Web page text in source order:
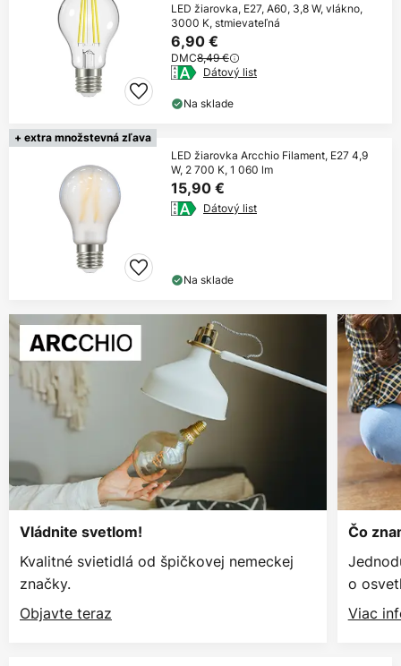
LED žiarovka, E27, A60, 3,8 W, vlákno,
3000 K, stmievateľná
6,90 €
DMC8,49 €
Dátový list
Na sklade
+ extra množstevná zľava
LED žiarovka Arcchio Filament, E27 4,9
W, 2 700 K, 1 060 lm
15,90 €
Dátový list
Na sklade
Vládnite svetlom!
Kvalitné svietidlá od špičkovej nemeckej
značky.
Objavte teraz
Čo
o
Viac